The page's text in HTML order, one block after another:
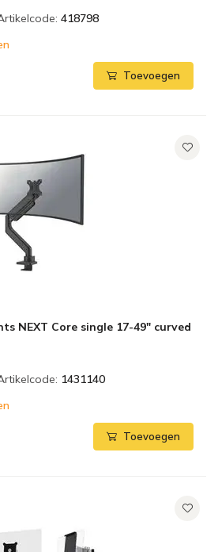
418798
Toevoegen
NEXT Core single 17-49" curved
1431140
Toevoegen